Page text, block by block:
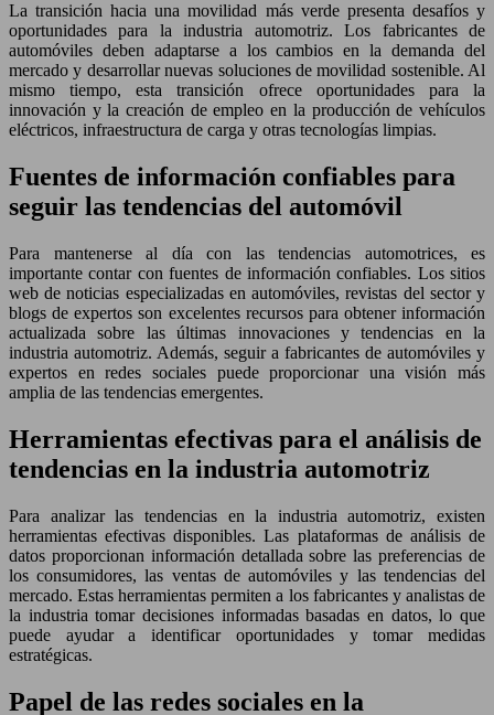
La transición hacia una movilidad más verde presenta desafíos y
oportunidades para la industria automotriz. Los fabricantes de
automóviles deben adaptarse a los cambios en la demanda del
mercado y desarrollar nuevas soluciones de movilidad sostenible. Al
mismo tiempo, esta transición ofrece oportunidades para la
innovación y la creación de empleo en la producción de vehículos
eléctricos, infraestructura de carga y otras tecnologías limpias.
Fuentes de información confiables para
seguir las tendencias del automóvil
Para mantenerse al día con las tendencias automotrices, es
importante contar con fuentes de información confiables. Los sitios
web de noticias especializadas en automóviles, revistas del sector y
blogs de expertos son excelentes recursos para obtener información
actualizada sobre las últimas innovaciones y tendencias en la
industria automotriz. Además, seguir a fabricantes de automóviles y
expertos en redes sociales puede proporcionar una visión más
amplia de las tendencias emergentes.
Herramientas efectivas para el análisis de
tendencias en la industria automotriz
Para analizar las tendencias en la industria automotriz, existen
herramientas efectivas disponibles. Las plataformas de análisis de
datos proporcionan información detallada sobre las preferencias de
los consumidores, las ventas de automóviles y las tendencias del
mercado. Estas herramientas permiten a los fabricantes y analistas de
la industria tomar decisiones informadas basadas en datos, lo que
puede ayudar a identificar oportunidades y tomar medidas
estratégicas.
Papel de las redes sociales en la